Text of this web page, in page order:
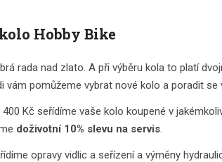
Hobby Bike
rada nad zlato. A při výběru kola to platí
vám pomůžeme vybrat nové kolo a poradit se
400 Kč seřídíme vaše kolo koupené v
doživotní 10% slevu na servis.
opravy vidlic a seřízení a výměny